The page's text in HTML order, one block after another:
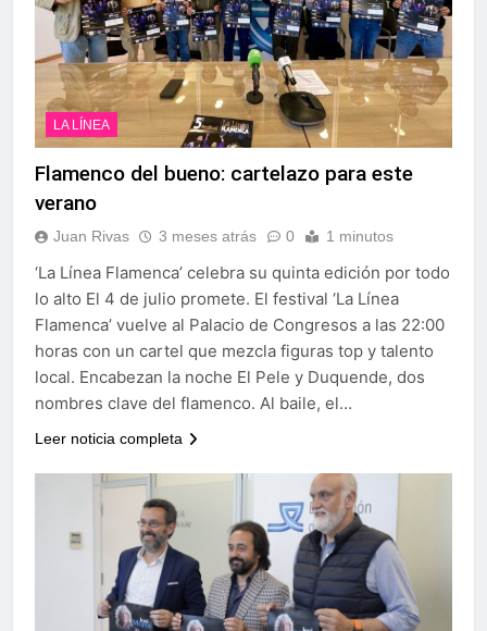
LA LÍNEA
Flamenco del bueno: cartelazo para este
verano
Juan Rivas 3 meses atrás 0 1 minutos
‘La Línea Flamenca’ celebra su quinta edición por todo
lo alto El 4 de julio promete. El festival ‘La Línea
Flamenca’ vuelve al Palacio de Congresos a las 22:00
horas con un cartel que mezcla figuras top y talento
local. Encabezan la noche El Pele y Duquende, dos
nombres clave del flamenco. Al baile, el…
Leer noticia completa